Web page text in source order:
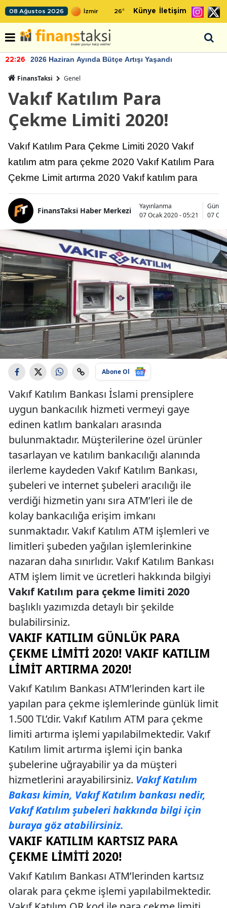
08 Ağustos 2026 26° Künye İletişim
22:26 2026 Haziran Ayında Bütçe Artışı Yaşandı
FinansTaksi Genel
Vakıf Katılım Para
Çekme Limiti 2020!
Vakıf Katılım Para Çekme Limiti 2020 Vakıf
katılım atm para çekme 2020 Vakıf Katılım Para
Çekme Limit artırma 2020 Vakıf katılım para
FinansTaksi Haber Merkezi
Yayınlanma
07 Ocak 2020 - 05:21
07
Abone Ol
Vakıf Katılım Bankası İslami prensiplere
uygun bankacılık hizmeti vermeyi gaye
edinen katlım bankaları arasında
bulunmaktadır. Müşterilerine özel ürünler
tasarlayan ve katılım bankacılığı alanında
ilerleme kaydeden Vakıf Katılım Bankası,
şubeleri ve internet şubeleri aracılığı ile
verdiği hizmetin yanı sıra ATM’leri ile de
kolay bankacılığa erişim imkanı
sunmaktadır. Vakıf Katılım ATM işlemleri ve
limitleri şubeden yağılan işlemlerinkine
nazaran daha sınırlıdır. Vakıf Katılım Bankası
ATM işlem limit ve ücretleri hakkında bilgiyi
Vakıf Katılım para çekme limiti 2020
başlıklı yazımızda detaylı bir şekilde
bulabilirsiniz.
VAKIF KATILIM GÜNLÜK PARA
ÇEKME LIMITI 2020! VAKIF KATILIM
LIMIT ARTIRMA 2020!
Vakıf Katılım Bankası ATM’lerinden kart ile
yapılan para çekme işlemlerinde günlük limit
1.500 TL’dir. Vakıf Katılım ATM para çekme
limiti artırma işlemi yapılabilmektedir. Vakıf
Katılım limit artırma işlemi için banka
şubelerine uğrayabilir ya da müşteri
hizmetlerini arayabilirsiniz. Vakıf Katılım
Bakası kimin, Vakıf Katılım bankası nedir,
Vakıf Katılım şubeleri hakkında bilgi için
buraya göz atabilirsiniz.
VAKIF KATILIM KARTSIZ PARA
ÇEKME LIMITI 2020!
Vakıf Katılım Bankası ATM’lerinden kartsız
olarak para çekme işlemi yapılabilmektedir.